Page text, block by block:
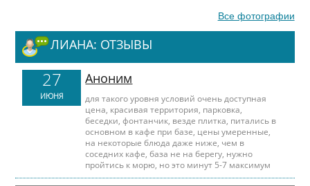
Все фотографии
ЛИАНА: ОТЗЫВЫ
27
ИЮНЯ
Аноним
для такого уровня условий очень доступная
цена, красивая территория, парковка,
беседки, фонтанчик, везде плитка, питались в
основном в кафе при базе, цены умеренные,
на некоторые блюда даже ниже, чем в
соседних кафе, база не на берегу, нужно
пройтись к морю, но это минут 5-7 максимум